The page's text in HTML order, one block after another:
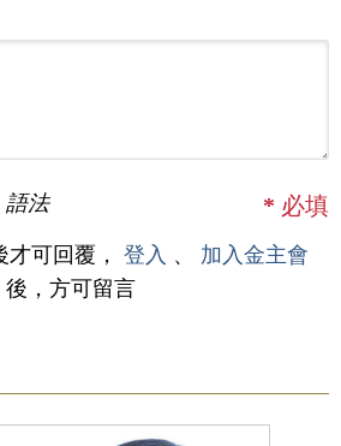
語法 * 必填
可回覆， 登入 、 加入金主會
後，方可留言